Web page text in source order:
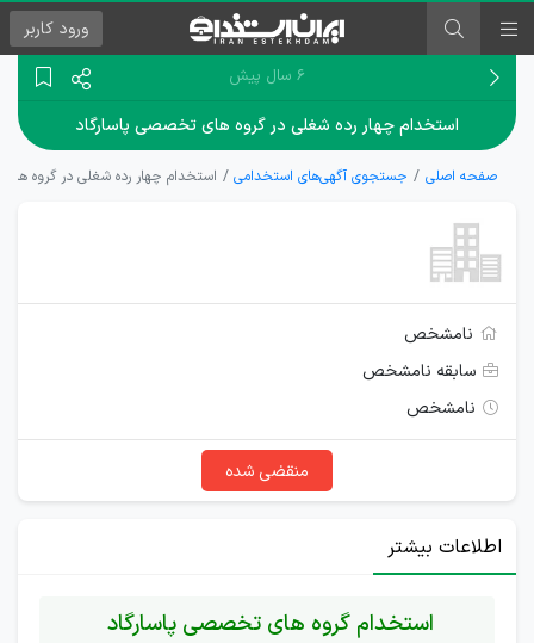
ورود کاربر
۶ سال پیش
استخدام چهار رده شغلی در گروه های تخصصی پاسارگاد
صفحه اصلی جستجوی آگهی‌های استخدامی استخدام چهار رده شغلی در گروه
نامشخص
سابقه نامشخص
نامشخص
منقضی شده
اطلاعات بیشتر
استخدام گروه های تخصصی پاسارگاد